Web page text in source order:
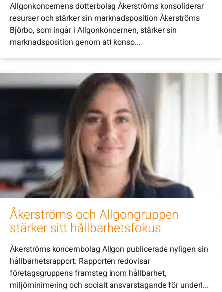
Allgonkoncernens dotterbolag Åkerströms konsoliderar
resurser och stärker sin marknadsposition Åkerströms
Björbo, som ingår i Allgonkoncernen, stärker sin
marknadsposition genom att konso...
Åkerströms och Allgongruppen
stärker sitt hållbarhetsfokus
Åkerströms koncernbolag Allgon publicerade nyligen sin
hållbarhetsrapport. Rapporten redovisar
företagsgruppens framsteg inom hållbarhet,
miljöminimering och socialt ansvarstagande för underl...